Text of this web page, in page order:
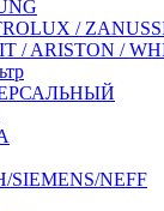
/
/ ARISTON /
SIEMENS/NEFF